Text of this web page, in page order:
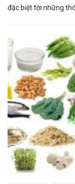
đặc biệt tới những